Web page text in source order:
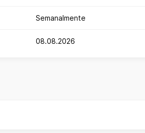
Semanalmente
08.08.2026